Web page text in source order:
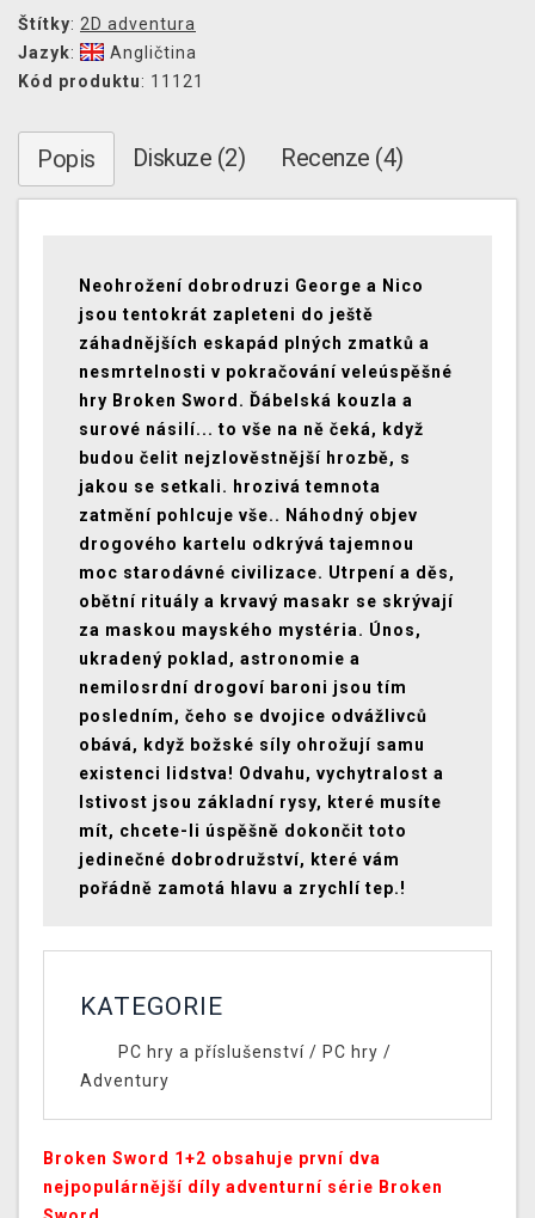
Štítky: 2D adventura
Jazyk:
Angličtina
Kód produktu: 11121
Popis Diskuze (2) Recenze (4)
Neohrožení dobrodruzi George a Nico
jsou tentokrát zapleteni do ještě
záhadnějších eskapád plných zmatků a
nesmrtelnosti v pokračování veleúspěšné
hry Broken Sword. Ďábelská kouzla a
surové násilí... to vše na ně čeká, když
budou čelit nejzlověstnější hrozbě, s
jakou se setkali. hrozivá temnota
zatmění pohlcuje vše.. Náhodný objev
drogového kartelu odkrývá tajemnou
moc starodávné civilizace. Utrpení a děs,
obětní rituály a krvavý masakr se skrývají
za maskou mayského mystéria. Únos,
ukradený poklad, astronomie a
nemilosrdní drogoví baroni jsou tím
posledním, čeho se dvojice odvážlivců
obává, když božské síly ohrožují samu
existenci lidstva! Odvahu, vychytralost a
lstivost jsou základní rysy, které musíte
mít, chcete-li úspěšně dokončit toto
jedinečné dobrodružství, které vám
pořádně zamotá hlavu a zrychlí tep.!
KATEGORIE
PC hry a příslušenství/ PC hry /
Adventury
Broken Sword 1+2 obsahuje první dva
nejpopulárnější díly adventurní série Broken